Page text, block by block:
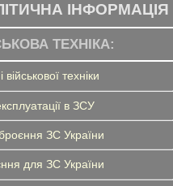
ІНФОРМАЦІЯ
ТЕХНІКА:
техніки
в ЗСУ
ЗС України
для ЗС України